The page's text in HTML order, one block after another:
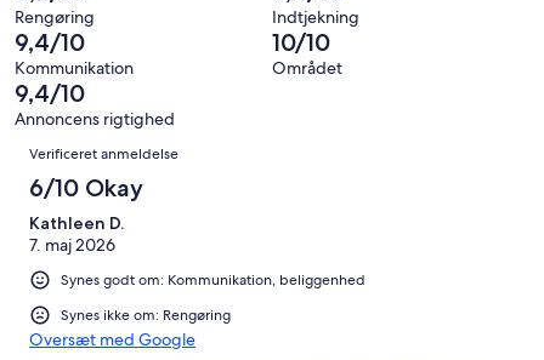
anmeldelser
alt
108
anmeldelser
af
i
alt
108
anmeldelser
2
af
i
alt
108
anmeldelser
−
Forfærdeligt.
2
af
108
anmeldelser
Rengøring Indtjekning
9,4/10
Kommunikation
10/10
Området
9,4/10
Annoncens rigtighed
Anmeldelser
Verificeret anmeldelse
6/10 Okay
Kathleen D.
7. maj 2026
Synes godt om: Kommunikation, beliggenhed
Synes ikke om: Rengøring
Oversæt med Google